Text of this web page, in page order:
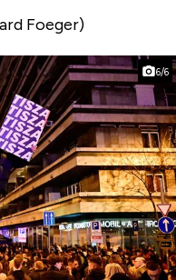
Foeger)
6/6